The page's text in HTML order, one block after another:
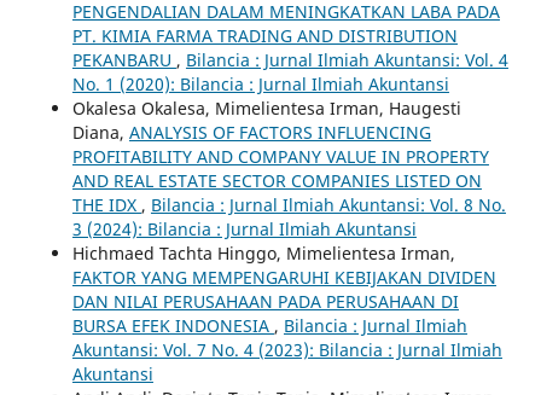
PENGENDALIAN DALAM MENINGKATKAN LABA PADA
PT. KIMIA FARMA TRADING AND DISTRIBUTION
PEKANBARU , Bilancia : Jurnal Ilmiah Akuntansi: Vol. 4
No. 1 (2020): Bilancia : Jurnal Ilmiah Akuntansi
Okalesa Okalesa, Mimelientesa Irman, Haugesti
Diana, ANALYSIS OF FACTORS INFLUENCING
PROFITABILITY AND COMPANY VALUE IN PROPERTY
AND REAL ESTATE SECTOR COMPANIES LISTED ON
THE IDX , Bilancia : Jurnal Ilmiah Akuntansi: Vol. 8 No.
3 (2024): Bilancia : Jurnal Ilmiah Akuntansi
Hichmaed Tachta Hinggo, Mimelientesa Irman,
FAKTOR YANG MEMPENGARUHI KEBIJAKAN DIVIDEN
DAN NILAI PERUSAHAAN PADA PERUSAHAAN DI
BURSA EFEK INDONESIA , Bilancia : Jurnal Ilmiah
Akuntansi: Vol. 7 No. 4 (2023): Bilancia : Jurnal Ilmiah
Akuntansi